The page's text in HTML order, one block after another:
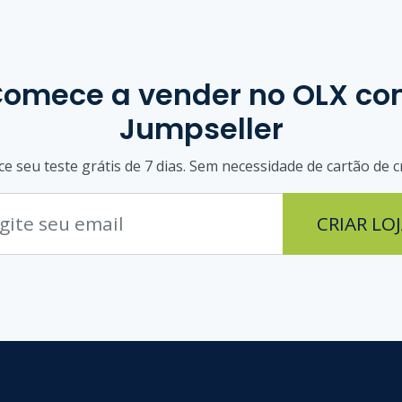
a vender no OLX
Jumpseller
seu teste grátis de 7 dias. Sem necessidade de cartão de
CRIAR